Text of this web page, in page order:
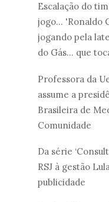
Escalação do
jogo... 'Ronaldo
jogando pela
do Gás... que
Professora da
assume a
Brasileira de
Comunidade
Da série
RSJ à gestão
publicidade